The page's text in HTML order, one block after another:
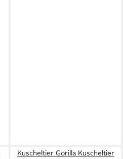
Kuscheltier Gorilla Kuscheltier